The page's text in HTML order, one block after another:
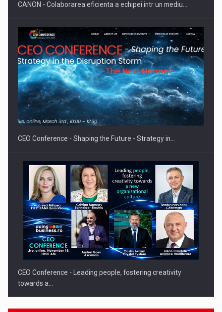
Hard Enduro Piatra Craiului 2026, fueled by benzinariile RO…
CANON - Colaborarea eficienta a echipei intr un mediu…
CEO Conference - Shaping the Future - Strategy in…
CEO Conference - Leading people, fostering creativity
towards a…